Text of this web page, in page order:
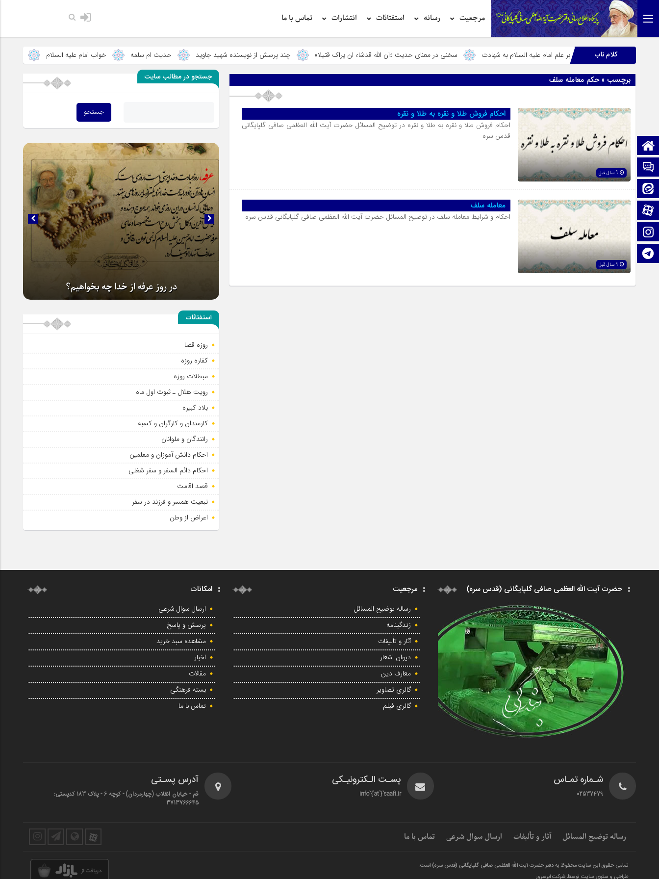
مرجعیت رسانه استفتائات انتشارات تماس با ما
صفحه نخست
تماس با ما
آپارات
تلگرام
کلام ناب
و صراحت آن بر علم امام علیه السلام به شهادت سخنی در معنای حدیث «ان الله قدشاء ان یراک قتیلا» چند پرسش از نویسنده شهید جاوید حدیث ام سلمه خواب امام علیه السلام پاسخ به چند
برچسب » حکم معامله سلف
احکام فروش طلا و نقره به طلا و نقره
احکام فروش طلا و نقره به طلا و نقره در توضیح المسائل حضرت آیت الله العظمی صافی گلپایگانی
قدس سره
معامله سلف
احکام و شرایط معامله سلف در توضیح المسائل حضرت آیت الله العظمی صافی گلپایگانی قدس سره
جستجو در مطالب سایت
در روز عرفه از خدا چه بخواهیم؟
استفتائات
روزه قضا
کفاره روزه
مبطلات روزه
رویت هلال ـ ثبوت اول ماه
بلاد کبیره
کارمندان و کارگران و کسبه
رانندگان و ملوانان
احکام دانش آموزان و معلمین
احکام دائم السفر و سفر شغلی
قصد اقامت
تبعیت همسر و فرزند در سفر
اعراض از وطن
حضرت آیت الله العظمی صافی گلپایگانی (قدس سره) مرجعیت
رساله توضیح المسائل
زندگینامه
آثار و تألیفات
دیوان اشعار
معارف دین
گالری تصاویر
گالری فیلم
امکانات
ارسال سوال شرعی
پرسش و پاسخ
مشاهده سبد خرید
اخبار
مقالات
بسته فرهنگی
تماس با ما
شـماره تمـاس
02537479
پسـت الـکترونیـکی
info`{`at`}`saafi.ir
آدرس پسـتی
قم - خیابان انقلاب (چهارمردان)‌ - کوچه 6 - پلاک 183 کدپستی:
3713766645
رساله توضیح المسائل آثار و تألیفات ارسال سوال شرعی تماس با ما
تمامی حقوق این سایت محفوظ به دفتر حضرت آیت الله العظمی صافی گلپایگانی (قدس سره) است.
طراحی و سئوی سایت توسط شرکت ابرسرور